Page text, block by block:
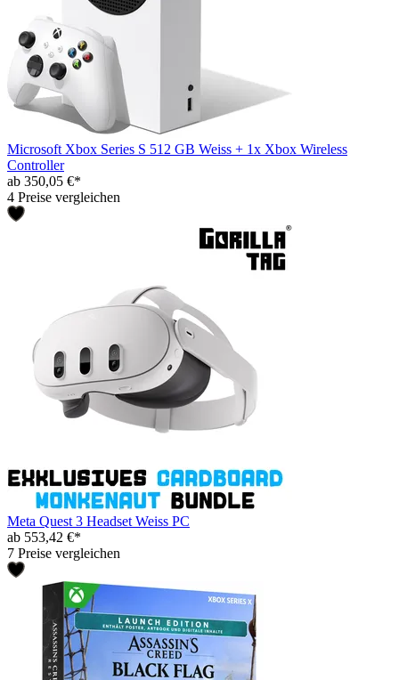
Microsoft Xbox Series S 512 GB Weiss + 1x Xbox Wireless
Controller
ab 350,05 €*
4 Preise vergleichen
Meta Quest 3 Headset Weiss PC
ab 553,42 €*
7 Preise vergleichen